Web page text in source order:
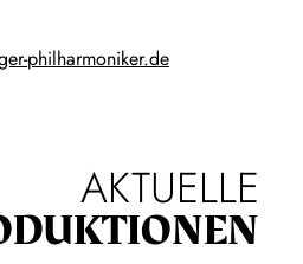
philharmoniker.de
AKTUELLE